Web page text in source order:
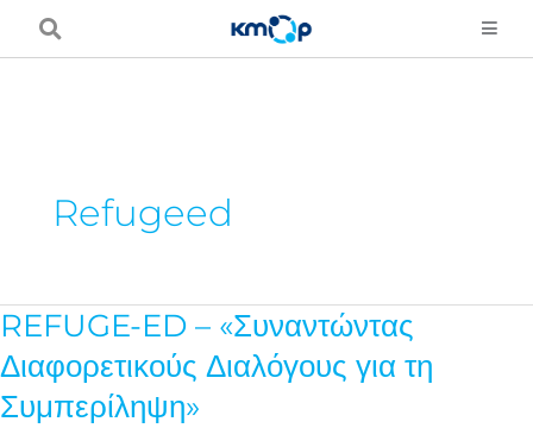
Μετάβαση
Refugeed
REFUGE-ED – «Συναντώντας
Διαφορετικούς Διαλόγους για τη
Συμπερίληψη»
REFUGE-
ED
–
«Συναντώντας